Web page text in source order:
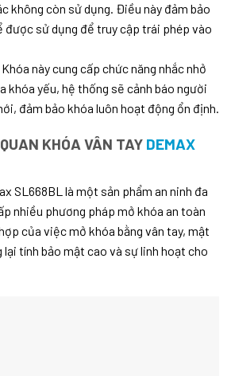
không còn sử dụng. Điều này đảm bảo
được sử dụng để truy cập trái phép vào
này cung cấp chức năng nhắc nhở
khóa yếu, hệ thống sẽ cảnh báo người
đảm bảo khóa luôn hoạt động ổn định.
KHÓA VÂN TAY DEMAX
SL668BL là một sản phẩm an ninh đa
nhiều phương pháp mở khóa an toàn
của việc mở khóa bằng vân tay, mật
tính bảo mật cao và sự linh hoạt cho